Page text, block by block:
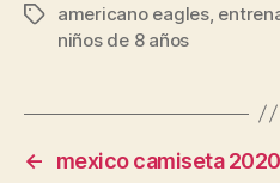
Etiquetas
americano eagles,
niños de 8 años
←
mexico camiseta 2020